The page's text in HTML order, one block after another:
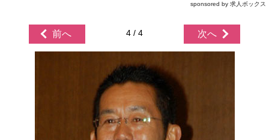
sponsored by 求人ボックス
前へ 4 / 4 次へ